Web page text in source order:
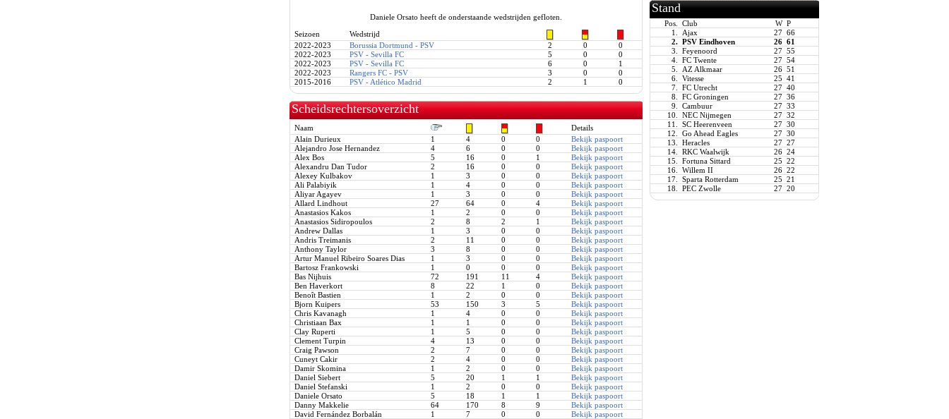
Daniele Orsato heeft de onderstaande wedstrijden gefloten.
Seizoen
Wedstrijd
2022-2023
Borussia Dortmund - PSV 2 0
0
2022-2023
PSV - Sevilla FC 5 0
0
2022-2023
PSV - Sevilla FC 6 0
1
2022-2023
Rangers FC - PSV 3 0
0
2015-2016
PSV - Atlético Madrid 2 1 0
Scheidsrechtersoverzicht
Naam
Details
Alain Durieux
1 4 0 0
Bekijk paspoort
Alejandro Jose Hernandez
4 6 0 0
Bekijk paspoort
Alex Bos
5 16 0 1
Bekijk paspoort
Alexandru Dan Tudor
2 16 0 0
Bekijk paspoort
Alexey Kulbakov
1 3 0 0
Bekijk paspoort
Ali Palabiyik
1 4 0 0
Bekijk paspoort
Aliyar Agayev
1 3 0 0
Bekijk paspoort
Allard Lindhout
27 64 0 4
Bekijk paspoort
Anastasios Kakos
1 2 0 0
Bekijk paspoort
Anastasios Sidiropoulos
2 8 2 1
Bekijk paspoort
Andrew Dallas
1 3 0 0
Bekijk paspoort
Andris Treimanis
2 11 0 0
Bekijk paspoort
Anthony Taylor
3 8 0 0
Bekijk paspoort
Artur Manuel Ribeiro Soares Dias
1 3 0 0
Bekijk paspoort
Bartosz Frankowski
1 0 0 0
Bekijk paspoort
Bas Nijhuis
72 191 11 4
Bekijk paspoort
Ben Haverkort
8 22 1 0
Bekijk paspoort
Benoît Bastien
1 2 0 0
Bekijk paspoort
Bjorn Kuipers
53 150 3 5
Bekijk paspoort
Chris Kavanagh
1 4 0 0
Bekijk paspoort
Christiaan Bax
1 1 0 0
Bekijk paspoort
Clay Ruperti
1 5 0 0
Bekijk paspoort
Clement Turpin
4 13 0 0
Bekijk paspoort
Craig Pawson
2 7 0 0
Bekijk paspoort
Cuneyt Cakir
2 4 0 0
Bekijk paspoort
Damir Skomina
1 2 0 0
Bekijk paspoort
Daniel Siebert
5 20 1 1
Bekijk paspoort
Daniel Stefanski
1 2 0 0
Bekijk paspoort
Daniele Orsato
5 18 1 1
Bekijk paspoort
Danny Makkelie
64 170 8 9
Bekijk paspoort
David Fernández Borbalán
1 7 0 0 Bekijk paspoort
Stand
Pos.Club W P
1. Ajax 27 66
2. PSV Eindhoven 26 61
3.Feyenoord 27 55
4.FC Twente 27 54
5. AZ Alkmaar 26 51
6.Vitesse 25 41
7.FC Utrecht 27 40
8.FC Groningen 27 36
9.Cambuur 27 33
10.NEC Nijmegen 27 32
11.SC Heerenveen 27 30
12.Go Ahead Eagles 27 30
13.Heracles 27 27
14.RKC Waalwijk 26 24
15.Fortuna Sittard 25 22
16.Willem II 26 22
17.Sparta Rotterdam 25 21
18.PEC Zwolle 27 20